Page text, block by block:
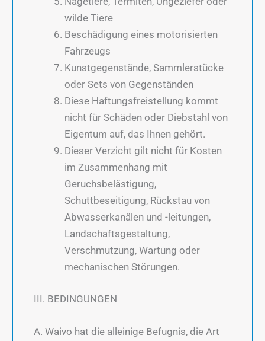
wilde Tiere
Beschädigung eines motorisierten
Fahrzeugs
Kunstgegenstände, Sammlerstücke
oder Sets von Gegenständen
Diese Haftungsfreistellung kommt
nicht für Schäden oder Diebstahl von
Eigentum auf, das Ihnen gehört.
Dieser Verzicht gilt nicht für Kosten
im Zusammenhang mit
Geruchsbelästigung,
Schuttbeseitigung, Rückstau von
Abwasserkanälen und -leitungen,
Landschaftsgestaltung,
Verschmutzung, Wartung oder
mechanischen Störungen.
III. BEDINGUNGEN
A. Waivo hat die alleinige Befugnis, die Art